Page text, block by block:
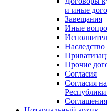
и иные
Завещания
Иные
Наследство
Прочие
Согласия
Согласия